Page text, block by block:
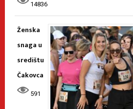
14836
Ženska
snaga u
središtu
Čakovca
591